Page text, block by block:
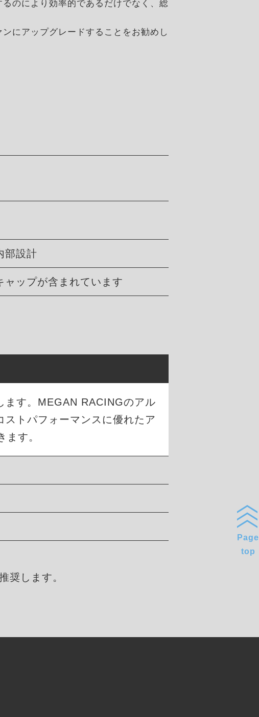
のにより効率的であるだけでなく、総
にアップグレードすることをお勧めし
部設計
ャップが含まれています
ます。MEGAN RACINGのアル
ストパフォーマンスに優れたア
す。
奨します。
Page
top